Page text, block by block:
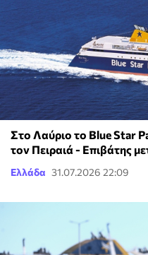
Στο Λαύριο το Blue Star
τον Πειραιά - Επιβάτης
Ελλάδα 31.07.2026 22:09